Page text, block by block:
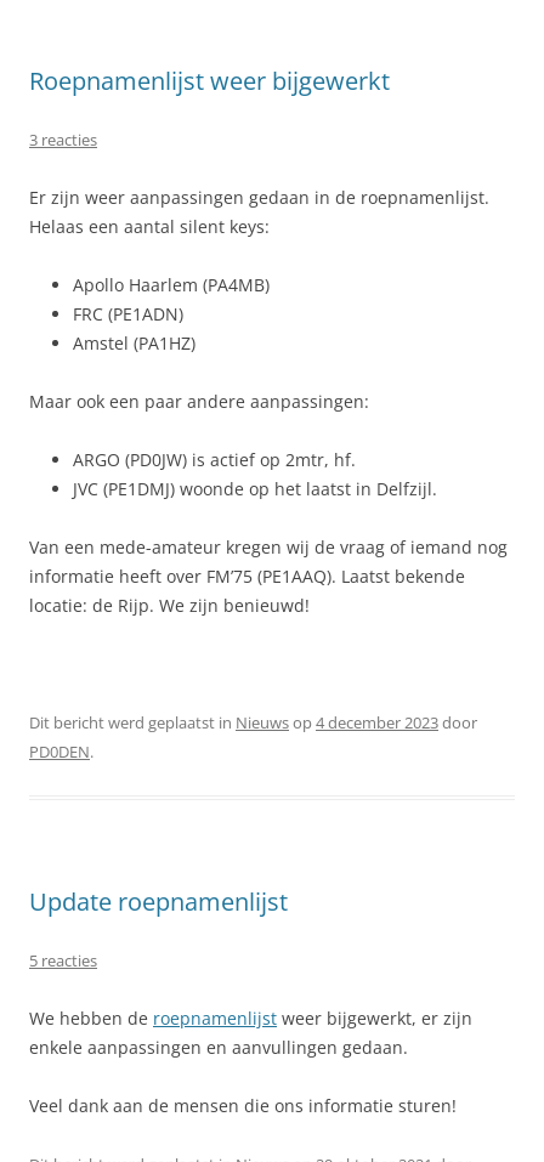
Roepnamenlijst weer bijgewerkt
3 reacties
Er zijn weer aanpassingen gedaan in de roepnamenlijst.
Helaas een aantal silent keys:
Apollo Haarlem (PA4MB)
FRC (PE1ADN)
Amstel (PA1HZ)
Maar ook een paar andere aanpassingen:
ARGO (PD0JW) is actief op 2mtr, hf.
JVC (PE1DMJ) woonde op het laatst in Delfzijl.
Van een mede-amateur kregen wij de vraag of iemand nog
informatie heeft over FM’75 (PE1AAQ). Laatst bekende
locatie: de Rijp. We zijn benieuwd!
Dit bericht werd geplaatst in Nieuwsop4 december 2023door
PD0DEN.
Update roepnamenlijst
5 reacties
We hebben de roepnamenlijst weer bijgewerkt, er zijn
enkele aanpassingen en aanvullingen gedaan.
Veel dank aan de mensen die ons informatie sturen!